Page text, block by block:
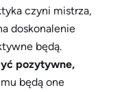
czyni mistrza,
doskonalenie
będą.
pozytywne,
będą one